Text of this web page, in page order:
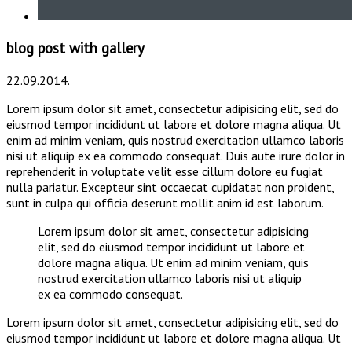
blog post with gallery
22.09.2014.
Lorem ipsum dolor sit amet, consectetur adipisicing elit, sed do
eiusmod tempor incididunt ut labore et dolore magna aliqua. Ut
enim ad minim veniam, quis nostrud exercitation ullamco laboris
nisi ut aliquip ex ea commodo consequat. Duis aute irure dolor in
reprehenderit in voluptate velit esse cillum dolore eu fugiat
nulla pariatur. Excepteur sint occaecat cupidatat non proident,
sunt in culpa qui officia deserunt mollit anim id est laborum.
Lorem ipsum dolor sit amet, consectetur adipisicing
elit, sed do eiusmod tempor incididunt ut labore et
dolore magna aliqua. Ut enim ad minim veniam, quis
nostrud exercitation ullamco laboris nisi ut aliquip
ex ea commodo consequat.
Lorem ipsum dolor sit amet, consectetur adipisicing elit, sed do
eiusmod tempor incididunt ut labore et dolore magna aliqua. Ut